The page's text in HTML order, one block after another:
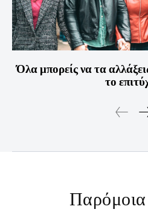
Όλα μπορείς να τα
το